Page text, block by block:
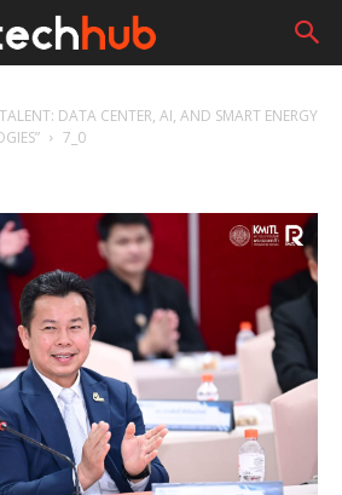
DATA CENTER, AI, AND SMART ENERGY
7_0